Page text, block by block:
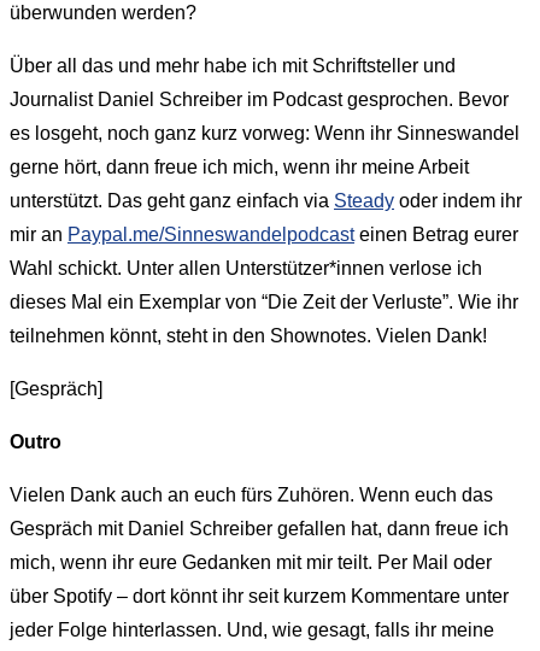
überwunden werden?
Über all das und mehr habe ich mit Schriftsteller und
Journalist Daniel Schreiber im Podcast gesprochen. Bevor
es losgeht, noch ganz kurz vorweg: Wenn ihr Sinneswandel
gerne hört, dann freue ich mich, wenn ihr meine Arbeit
unterstützt. Das geht ganz einfach via Steady oder indem ihr
mir an Paypal.me/Sinneswandelpodcasteinen Betrag eurer
Wahl schickt. Unter allen Unterstützer*innen verlose ich
dieses Mal ein Exemplar von “Die Zeit der Verluste”. Wie ihr
teilnehmen könnt, steht in den Shownotes. Vielen Dank!
[Gespräch]
Outro
Vielen Dank auch an euch fürs Zuhören. Wenn euch das
Gespräch mit Daniel Schreiber gefallen hat, dann freue ich
mich, wenn ihr eure Gedanken mit mir teilt. Per Mail oder
über Spotify – dort könnt ihr seit kurzem Kommentare unter
jeder Folge hinterlassen. Und, wie gesagt, falls ihr meine